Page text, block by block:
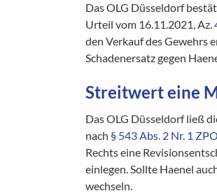
Das OLG Düsseldorf
Urteil vom 16.11.2021, Az.
den Verkauf des Gewehrs
Schadenersatz gegen
Streitwert eine
Das OLG Düsseldorf ließ
nach § 543 Abs. 2 Nr. 1 ZPO
Rechts eine
einlegen. Sollte Haenel
wechseln.